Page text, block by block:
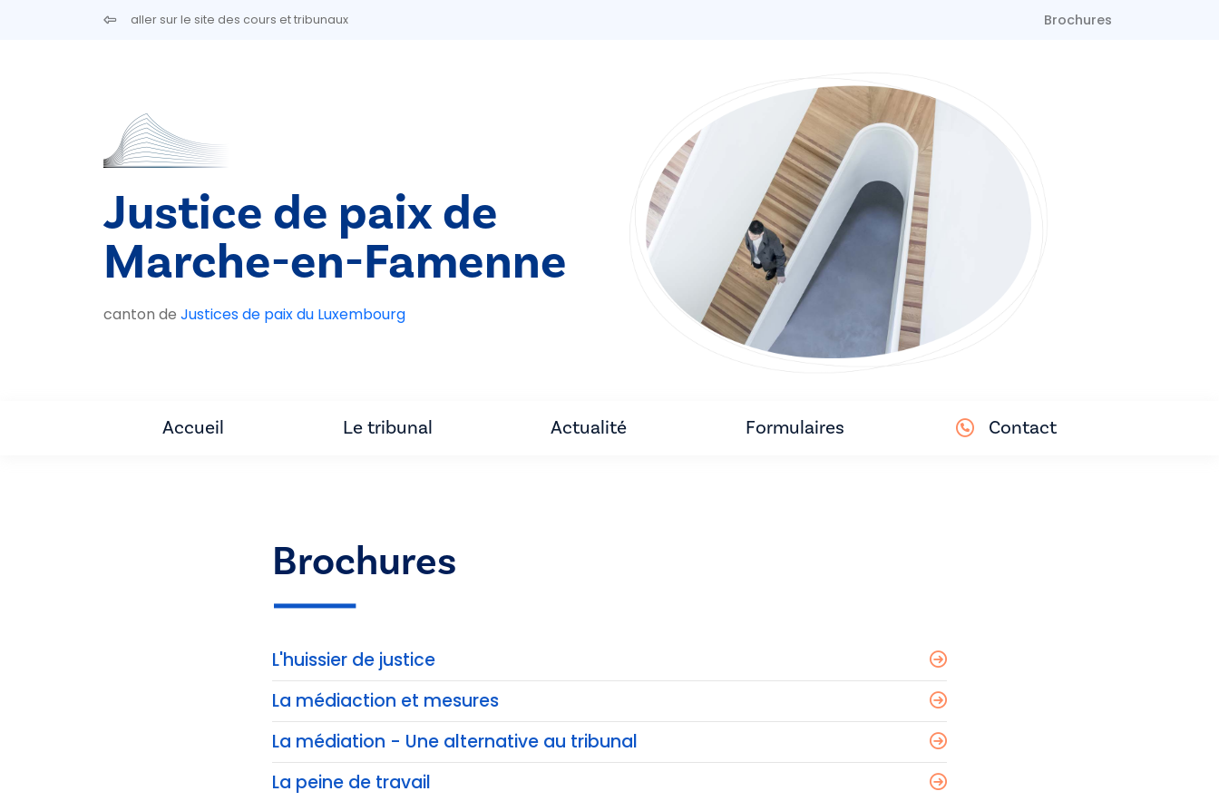
Aller au contenu principalaller sur le site des cours et tribunaux Brochures
Justice de paix de
Marche-en-Famenne
canton de Justices de paix du Luxembourg
Accueil Le tribunal Actualité Formulaires Contact
Brochures
L'huissier de justice
La médiaction et mesures
La médiation - Une alternative au tribunal
La peine de travail